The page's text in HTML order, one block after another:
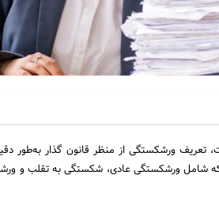
تعریف ورشکستگی از منظر قانون گذار به‌طور
شامل ورشکستگی عادی، شکستگی به تقلب و